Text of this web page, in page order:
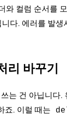
와 컬럼 순서를
다. 에러를 발생
리 바꾸기
는 건 아닙니다.
죠. 이럴 때는